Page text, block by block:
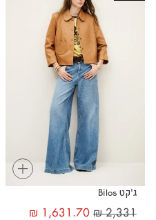
+
ג'קט Bilos
₪2,331
₪ 1,631.70